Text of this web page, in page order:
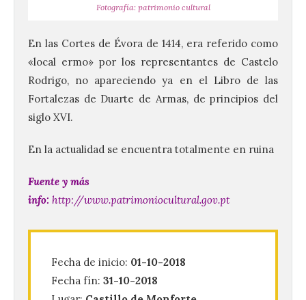
Fotografía: patrimonio cultural
En las Cortes de Évora de 1414, era referido como
«local ermo» por los representantes de Castelo
Rodrigo, no apareciendo ya en el Libro de las
Fortalezas de Duarte de Armas, de principios del
siglo XVI.
En la actualidad se encuentra totalmente en ruina
Fuente y más
info: http://www.patrimoniocultural.gov.pt
Fecha de inicio: 01-10-2018
Fecha fín: 31-10-2018
Ciclo “Mujeres en la
Peregrinación”, en
7 Ago 2026